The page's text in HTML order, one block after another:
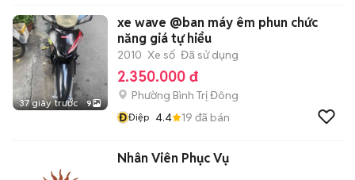
37 giây trước 9
xe wave @ban máy êm phun chức
năng giá tự hiểu
2010 Xe số Đã sử dụng
2.350.000 đ
Phường Bình Trị Đông
ĐĐiệp 4.4 19 đã bán
Nhân Viên Phục Vụ